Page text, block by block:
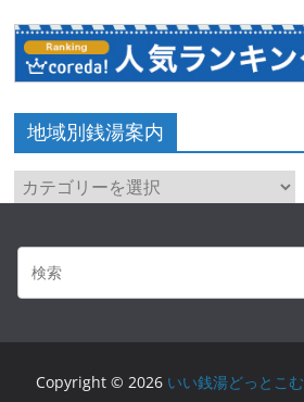
地域別銭湯案内
地
別
湯
案
Copyright © 2026 いい銭湯どっとこむ